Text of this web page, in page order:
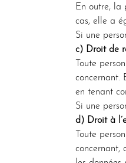
En outre, la
cas, elle a
Si une
c) Droit de
Toute
concernant.
en tenant
Si une
d) Droit à
Toute
concernant,